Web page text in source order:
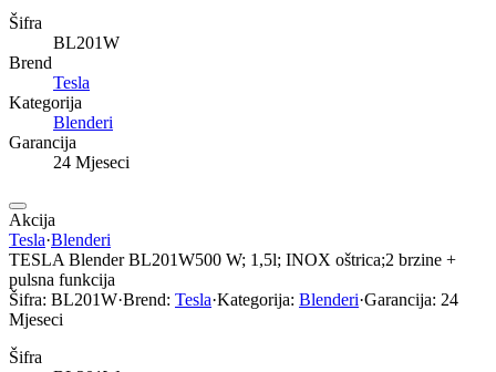
Šifra
BL201W
Brend
Tesla
Kategorija
Blenderi
Garancija
24 Mjeseci
Akcija
Tesla·Blenderi
TESLA Blender BL201W500 W; 1,5l; INOX oštrica;2 brzine +
pulsna funkcija
Šifra: BL201W·Brend: Tesla·Kategorija: Blenderi·Garancija: 24
Mjeseci
Šifra